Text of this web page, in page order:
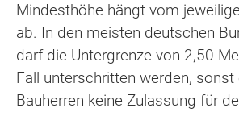
Mindesthöhe hängt vom
ab. In den meisten deutschen
darf die Untergrenze von 2,50
Fall unterschritten werden, sonst
Bauherren keine Zulassung für